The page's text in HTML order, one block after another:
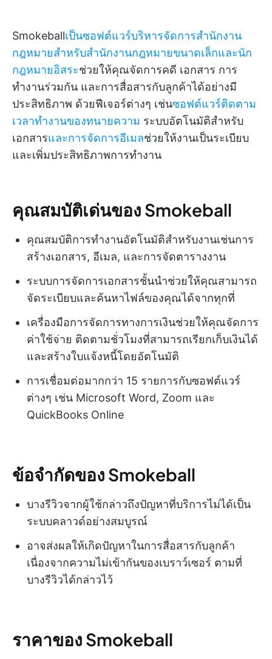
Smokeballเป็นซอฟต์แวร์บริหารจัดการสำนักงาน
กฎหมายสำหรับสำนักงานกฎหมายขนาดเล็กและนัก
กฎหมายอิสระช่วยให้คุณจัดการคดี เอกสาร การ
ทำงานร่วมกัน และการสื่อสารกับลูกค้าได้อย่างมี
ประสิทธิภาพ ด้วยฟีเจอร์ต่างๆ เช่นซอฟต์แวร์ติดตาม
เวลาทำงานของทนายความ ระบบอัตโนมัติสำหรับ
เอกสารและการจัดการอีเมลช่วยให้งานเป็นระเบียบ
และเพิ่มประสิทธิภาพการทำงาน
คุณสมบัติเด่นของ Smokeball
คุณสมบัติการทำงานอัตโนมัติสำหรับงานเช่นการ
สร้างเอกสาร, อีเมล, และการจัดตารางงาน
ระบบการจัดการเอกสารชั้นนำช่วยให้คุณสามารถ
จัดระเบียบและค้นหาไฟล์ของคุณได้จากทุกที่
เครื่องมือการจัดการทางการเงินช่วยให้คุณจัดการ
ค่าใช้จ่าย ติดตามชั่วโมงที่สามารถเรียกเก็บเงินได้
และสร้างใบแจ้งหนี้โดยอัตโนมัติ
การเชื่อมต่อมากกว่า 15 รายการกับซอฟต์แวร์
ต่างๆ เช่น Microsoft Word, Zoom และ
QuickBooks Online
ข้อจำกัดของ Smokeball
บางรีวิวจากผู้ใช้กล่าวถึงปัญหาที่บริการไม่ได้เป็น
ระบบคลาวด์อย่างสมบูรณ์
อาจส่งผลให้เกิดปัญหาในการสื่อสารกับลูกค้า
เนื่องจากความไม่เข้ากันของเบราว์เซอร์ ตามที่
บางรีวิวได้กล่าวไว้
ราคาของ Smokeball